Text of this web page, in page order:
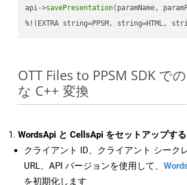
api->savePresentation(paramName,
%!(EXTRA string=PPSM, string=HTML,
OTT Files to PPSM SDK で
な C++ 変換
WordsApi と CellsApi をセットアップする
クライアント ID、クライアント シーク
URL、API バージョンを使用して、
を初期化します